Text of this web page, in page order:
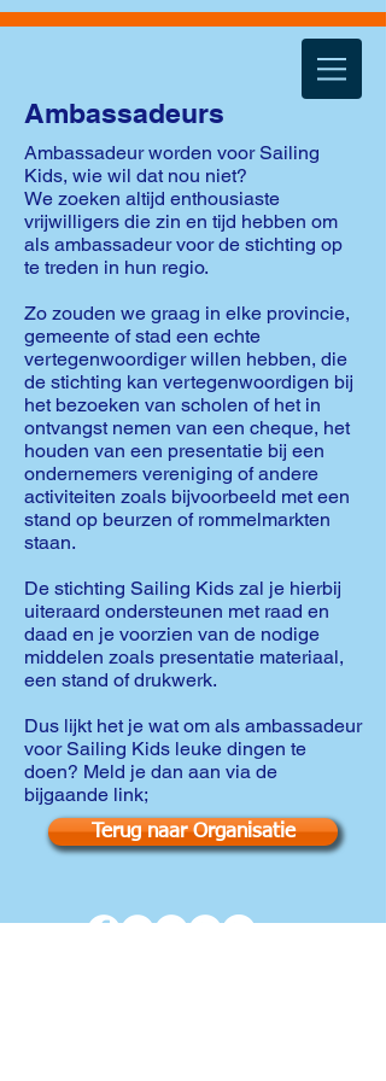
Ambassadeurs
Ambassadeur worden voor Sailing
Kids, wie wil dat nou niet?
We zoeken altijd enthousiaste
vrijwilligers die zin en tijd hebben om
als ambassadeur voor de stichting op
te treden in hun regio.
Zo zouden we graag in elke provincie,
gemeente of stad een echte
vertegenwoordiger willen hebben, die
de stichting kan vertegenwoordigen bij
het bezoeken van scholen of het in
ontvangst nemen van een cheque, het
houden van een presentatie bij een
ondernemers vereniging of andere
activiteiten zoals bijvoorbeeld met een
stand op beurzen of rommelmarkten
staan.
De stichting Sailing Kids zal je hierbij
uiteraard ondersteunen met raad en
daad en je voorzien van de nodige
middelen zoals presentatie materiaal,
een stand of drukwerk.
Dus lijkt het je wat om als ambassadeur
voor Sailing Kids leuke dingen te
doen? Meld je dan aan via de
bijgaande link;
Terug naar Organisatie